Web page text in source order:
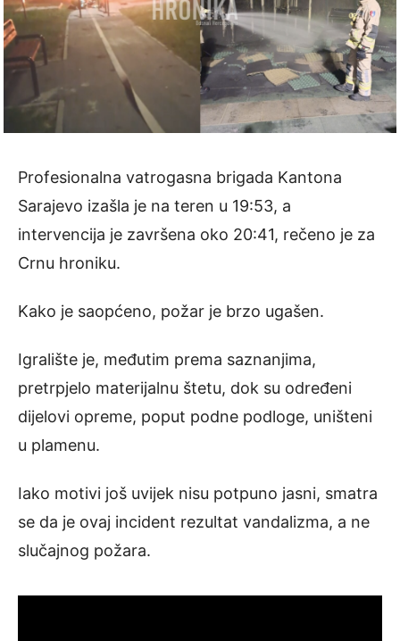
Profesionalna vatrogasna brigada Kantona
Sarajevo izašla je na teren u 19:53, a
intervencija je završena oko 20:41, rečeno je za
Crnu hroniku.
Kako je saopćeno, požar je brzo ugašen.
Igralište je, međutim prema saznanjima,
pretrpjelo materijalnu štetu, dok su određeni
dijelovi opreme, poput podne podloge, uništeni
u plamenu.
Iako motivi još uvijek nisu potpuno jasni, smatra
se da je ovaj incident rezultat vandalizma, a ne
slučajnog požara.